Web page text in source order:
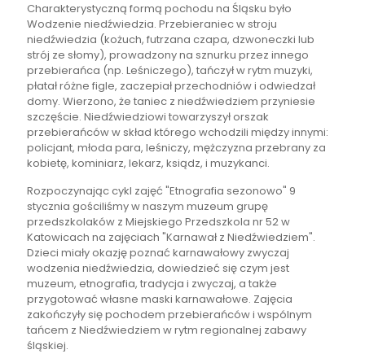
Charakterystyczną formą pochodu na Śląsku było
Wodzenie niedźwiedzia. Przebieraniec w stroju
niedźwiedzia (kożuch, futrzana czapa, dzwoneczki lub
strój ze słomy), prowadzony na sznurku przez innego
przebierańca (np. Leśniczego), tańczył w rytm muzyki,
płatał różne figle, zaczepiał przechodniów i odwiedzał
domy. Wierzono, że taniec z niedźwiedziem przyniesie
szczęście. Niedźwiedziowi towarzyszył orszak
przebierańców w skład którego wchodzili między innymi:
policjant, młoda para, leśniczy, mężczyzna przebrany za
kobietę, kominiarz, lekarz, ksiądz, i muzykanci.
Rozpoczynając cykl zajęć "Etnografia sezonowo" 9
stycznia gościliśmy w naszym muzeum grupę
przedszkolaków z Miejskiego Przedszkola nr 52 w
Katowicach na zajęciach "Karnawał z Niedźwiedziem".
Dzieci miały okazję poznać karnawałowy zwyczaj
wodzenia niedźwiedzia, dowiedzieć się czym jest
muzeum, etnografia, tradycja i zwyczaj, a także
przygotować własne maski karnawałowe. Zajęcia
zakończyły się pochodem przebierańców i wspólnym
tańcem z Niedźwiedziem w rytm regionalnej zabawy
śląskiej.